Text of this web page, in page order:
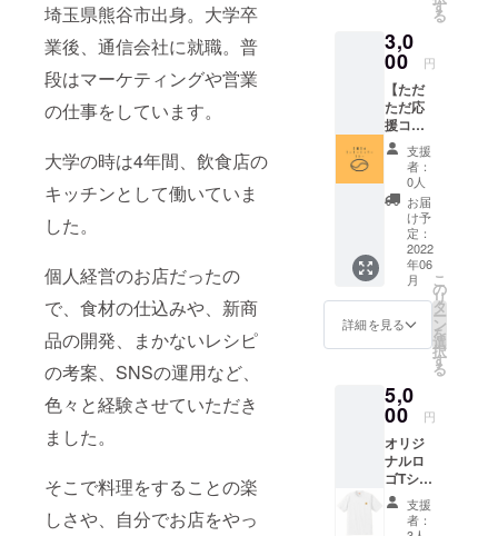
埼玉県熊谷市出身。大学卒
業後、通信会社に就職。普
段はマーケティングや営業
の仕事をしています。
大学の時は4年間、飲食店の
キッチンとして働いていま
した。
個人経営のお店だったの
で、食材の仕込みや、新商
品の開発、まかないレシピ
の考案、SNSの運用など、
色々と経験させていただき
ました。
そこで料理をすることの楽
しさや、自分でお店をやっ
ます。
月に2回
程度の
営業と
なりま
すの
で、お
早めに
ご利用
くださ
い。
す
る
3,0
00 円
【ただ
ただ応
援コー
ス】 オ
リジナ
ルロゴ
ステッ
カー＋
感謝の
お手紙
オリジ
ナルロ
ゴス
テッ
カーと
感謝の
を送ら
せてい
ただき
ます。
支援
者：
0人
お届
け予
定：
2022
年06
月
詳細を見る
こ
の
リ
タ
ー
ン
を
選
択
す
る
5,0
00 円
オリジ
ナルロ
ゴTシャ
ツ＋カ
レー、
ラッ
支援
者：